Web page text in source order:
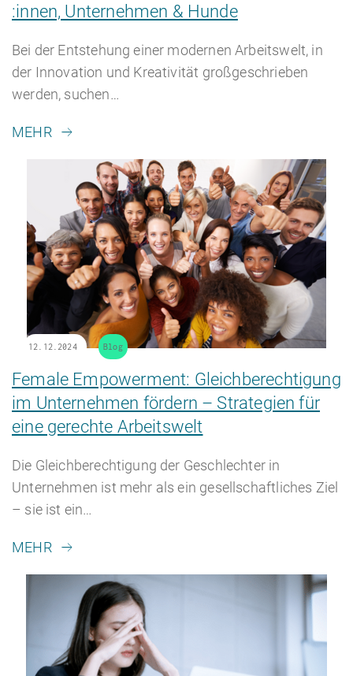
:innen, Unternehmen & Hunde
Bei der Entstehung einer modernen Arbeitswelt, in
der Innovation und Kreativität großgeschrieben
werden, suchen…
MEHR
12.12.2024 Blog
Female Empowerment: Gleichberechtigung
im Unternehmen fördern – Strategien für
eine gerechte Arbeitswelt
Die Gleichberechtigung der Geschlechter in
Unternehmen ist mehr als ein gesellschaftliches Ziel
– sie ist ein…
MEHR